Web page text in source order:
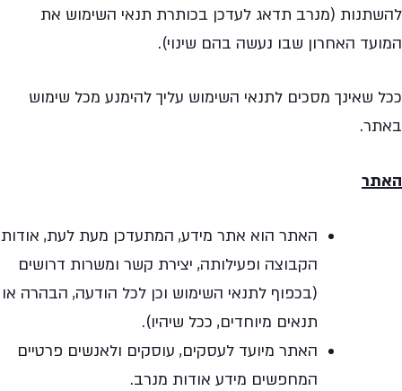
להשתנות (מנרב תדאג לעדכן בכותרת תנאי השימוש את
המועד האחרון שבו נעשה בהם שינוי).
ככל שאינך מסכים לתנאי השימוש עליך להימנע מכל שימוש
באתר.
האתר
האתר הוא אתר מידע, המתעדכן מעת לעת, אודות
הקבוצה ופעילותה, יצירת קשר ומשרות דרושים
(בכפוף לתנאי השימוש וכן לכל הודעה, הבהרה או
תנאים מיוחדים, ככל שיהיו).
האתר מיועד לעסקים, עוסקים ולאנשים פרטיים
המחפשים מידע אודות מנרב.